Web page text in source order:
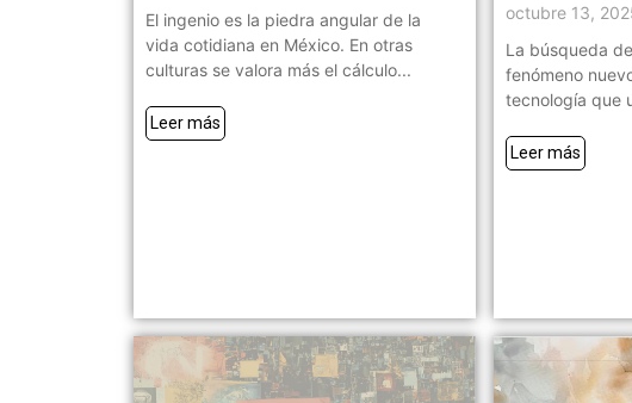
El ingenio es la piedra angular de la
vida cotidiana en México. En otras
culturas se valora más el cálculo...
Leer más
octubre 13,
La búsqueda
fenómeno
tecnología que
Leer más